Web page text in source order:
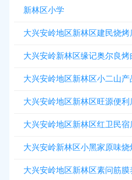
新林区小学
大兴安岭地区新林区建民烧烤
大兴安岭地区新林区小二山
大兴安岭地区新林区旺源便利
大兴安岭地区新林区红卫民宿
大兴安岭新林区小黑家原味
大兴安岭地区新林区素问筋